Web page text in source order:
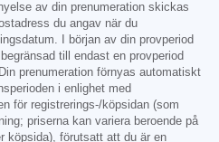
av din prenumeration skickas
du angav när du
I början av din provperiod
till endast en provperiod
prenumeration förnyas automatiskt
i enlighet med
för registrerings-/köpsidan (som
priserna kan variera beroende på
köpsida), förutsatt att du är en